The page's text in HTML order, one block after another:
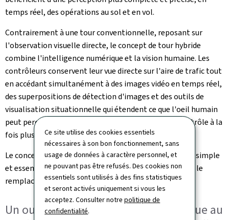
Ce site utilise des cookies essentiels
nécessaires à son bon fonctionnement, sans
usage de données à caractère personnel, et
ne pouvant pas être refusés. Des cookies non
essentiels sont utilisés à des fins statistiques
et seront activés uniquement si vous les
acceptez. Consulter notrepolitique de
confidentialité.
temps réel, des opérations au sol et en vol.
Contrairement à une tour conventionnelle, reposant sur
l'observation visuelle directe, le concept de tour hybride
combine l'intelligence numérique et la vision humaine. Les
contrôleurs conservent leur vue directe sur l'aire de trafic tout
en accédant simultanément à des images vidéo en temps réel,
des superpositions de détection d'images et des outils de
visualisation situationnelle qui étendent ce que l'oeil humain
peut percevoir. Il en résulte un environnement de contrôle à la
fois plus performant et plus résilient.
Le concept de tour hybride repose donc sur un principe simple
et essentiel: une technologie qui assiste l'humain sans le
remplacer.
Un outil pédagogique et technologique au